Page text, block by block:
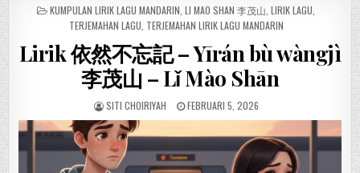
POSTED
KUMPULAN LIRIK LAGU MANDARIN LI MAO SHAN 李茂山 LIRIK LAGU
TERJEMAHAN LAGU TERJEMAHAN LIRIK LAGU MANDARIN
Lirik 依然不忘記 – Yīrán bù wàngjì
李茂山 – Lǐ Mào Shān
SITI CHOIRIYAH FEBRUARI 5, 2026